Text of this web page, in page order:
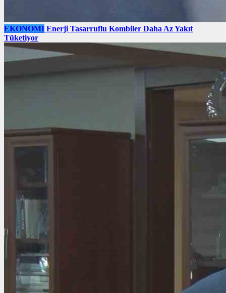
EKONOMI Enerji Tasarruflu Kombiler Daha Az Yakıt
Tüketiyor